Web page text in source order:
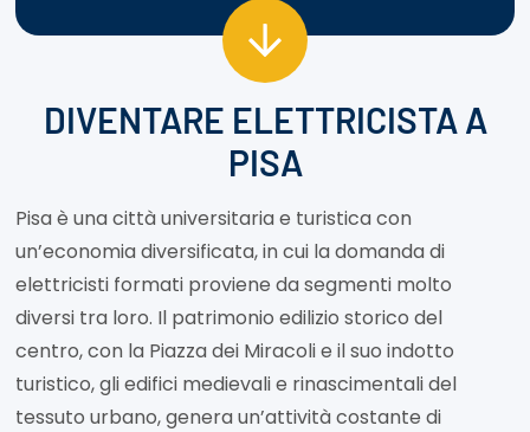
DIVENTARE ELETTRICISTA A
PISA
Pisa è una città universitaria e turistica con
un’economia diversificata, in cui la domanda di
elettricisti formati proviene da segmenti molto
diversi tra loro. Il patrimonio edilizio storico del
centro, con la Piazza dei Miracoli e il suo indotto
turistico, gli edifici medievali e rinascimentali del
tessuto urbano, genera un’attività costante di